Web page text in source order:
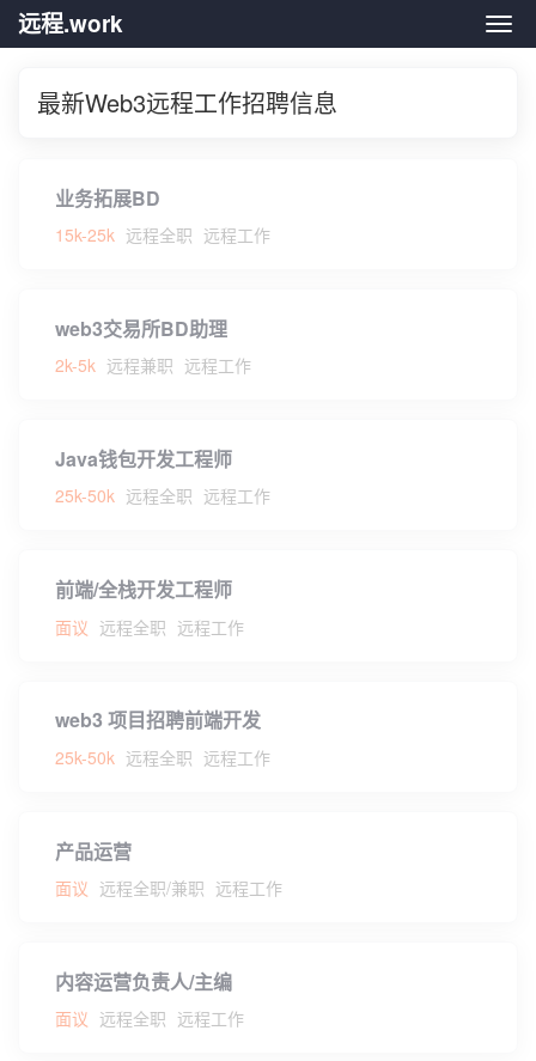
远
远程.work
最新Web3远程工作招聘信息
业务拓展BD
15k-25k 远程全职 远程工作
web3交易所BD助理
2k-5k 远程兼职 远程工作
Java钱包开发工程师
25k-50k 远程全职 远程工作
前端/全栈开发工程师
面议 远程全职 远程工作
web3 项目招聘前端开发
25k-50k 远程全职 远程工作
产品运营
面议 远程全职/兼职 远程工作
内容运营负责人/主编
面议 远程全职 远程工作